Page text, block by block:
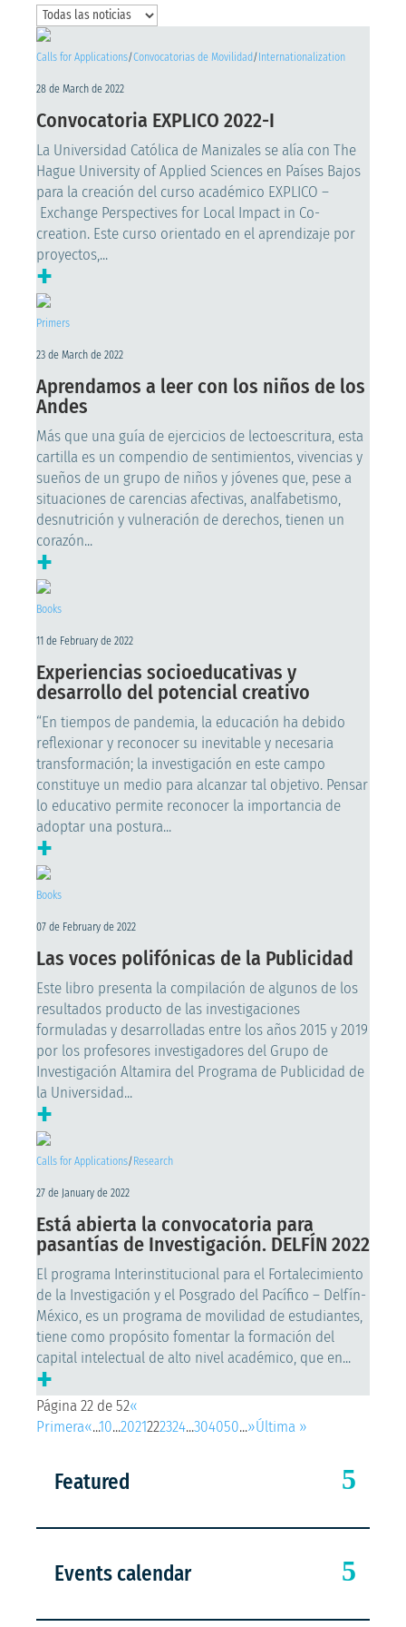
Calls for Applications/Convocatorias de Movilidad/ Internationalization
28 de March de 2022
Convocatoria EXPLICO 2022-I
La Universidad Católica de Manizales se alía con The
Hague University of Applied Sciences en Países Bajos
para la creación del curso académico EXPLICO –
Exchange Perspectives for Local Impact in Co-
creation. Este curso orientado en el aprendizaje por
proyectos,...
+
Primers
23 de March de 2022
Aprendamos a leer con los niños de los
Andes
Más que una guía de ejercicios de lectoescritura, esta
cartilla es un compendio de sentimientos, vivencias y
sueños de un grupo de niños y jóvenes que, pese a
situaciones de carencias afectivas, analfabetismo,
desnutrición y vulneración de derechos, tienen un
corazón...
+
Books
11 de February de 2022
Experiencias socioeducativas y
desarrollo del potencial creativo
“En tiempos de pandemia, la educación ha debido
reflexionar y reconocer su inevitable y necesaria
transformación; la investigación en este campo
constituye un medio para alcanzar tal objetivo. Pensar
lo educativo permite reconocer la importancia de
adoptar una postura...
+
Books
07 de February de 2022
Las voces polifónicas de la Publicidad
Este libro presenta la compilación de algunos de los
resultados producto de las investigaciones
formuladas y desarrolladas entre los años 2015 y 2019
por los profesores investigadores del Grupo de
Investigación Altamira del Programa de Publicidad de
la Universidad...
+
Calls for Applications/ Research
27 de January de 2022
Está abierta la convocatoria para
pasantías de Investigación. DELFÍN 2022
El programa Interinstitucional para el Fortalecimiento
de la Investigación y el Posgrado del Pacífico – Delfín-
México, es un programa de movilidad de estudiantes,
tiene como propósito fomentar la formación del
capital intelectual de alto nivel académico, que en...
+
Página 22 de 52«
Primera«...10...2021222324...304050...»Última »
Featured
Events calendar